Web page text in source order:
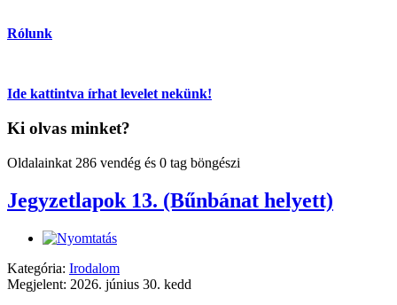
Rólunk
Ide kattintva írhat levelet nekünk!
Ki olvas minket?
Oldalainkat 286 vendég és 0 tag böngészi
Jegyzetlapok 13. (Bűnbánat helyett)
Kategória: Irodalom
Megjelent: 2026. június 30. kedd